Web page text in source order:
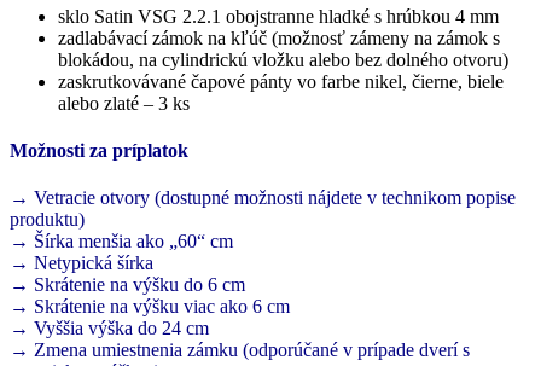
sklo Satin VSG 2.2.1 obojstranne hladké s hrúbkou 4 mm
zadlabávací zámok na kľúč (možnosť zámeny na zámok s
blokádou, na cylindrickú vložku alebo bez dolného otvoru)
zaskrutkovávané čapové pánty vo farbe nikel, čierne, biele
alebo zlaté – 3 ks
Možnosti za príplatok
→ Vetracie otvory (dostupné možnosti nájdete v technikom popise
produktu)
→ Šírka menšia ako „60“ cm
→ Netypická šírka
→ Skrátenie na výšku do 6 cm
→ Skrátenie na výšku viac ako 6 cm
→ Vyššia výška do 24 cm
→ Zmena umiestnenia zámku (odporúčané v prípade dverí s